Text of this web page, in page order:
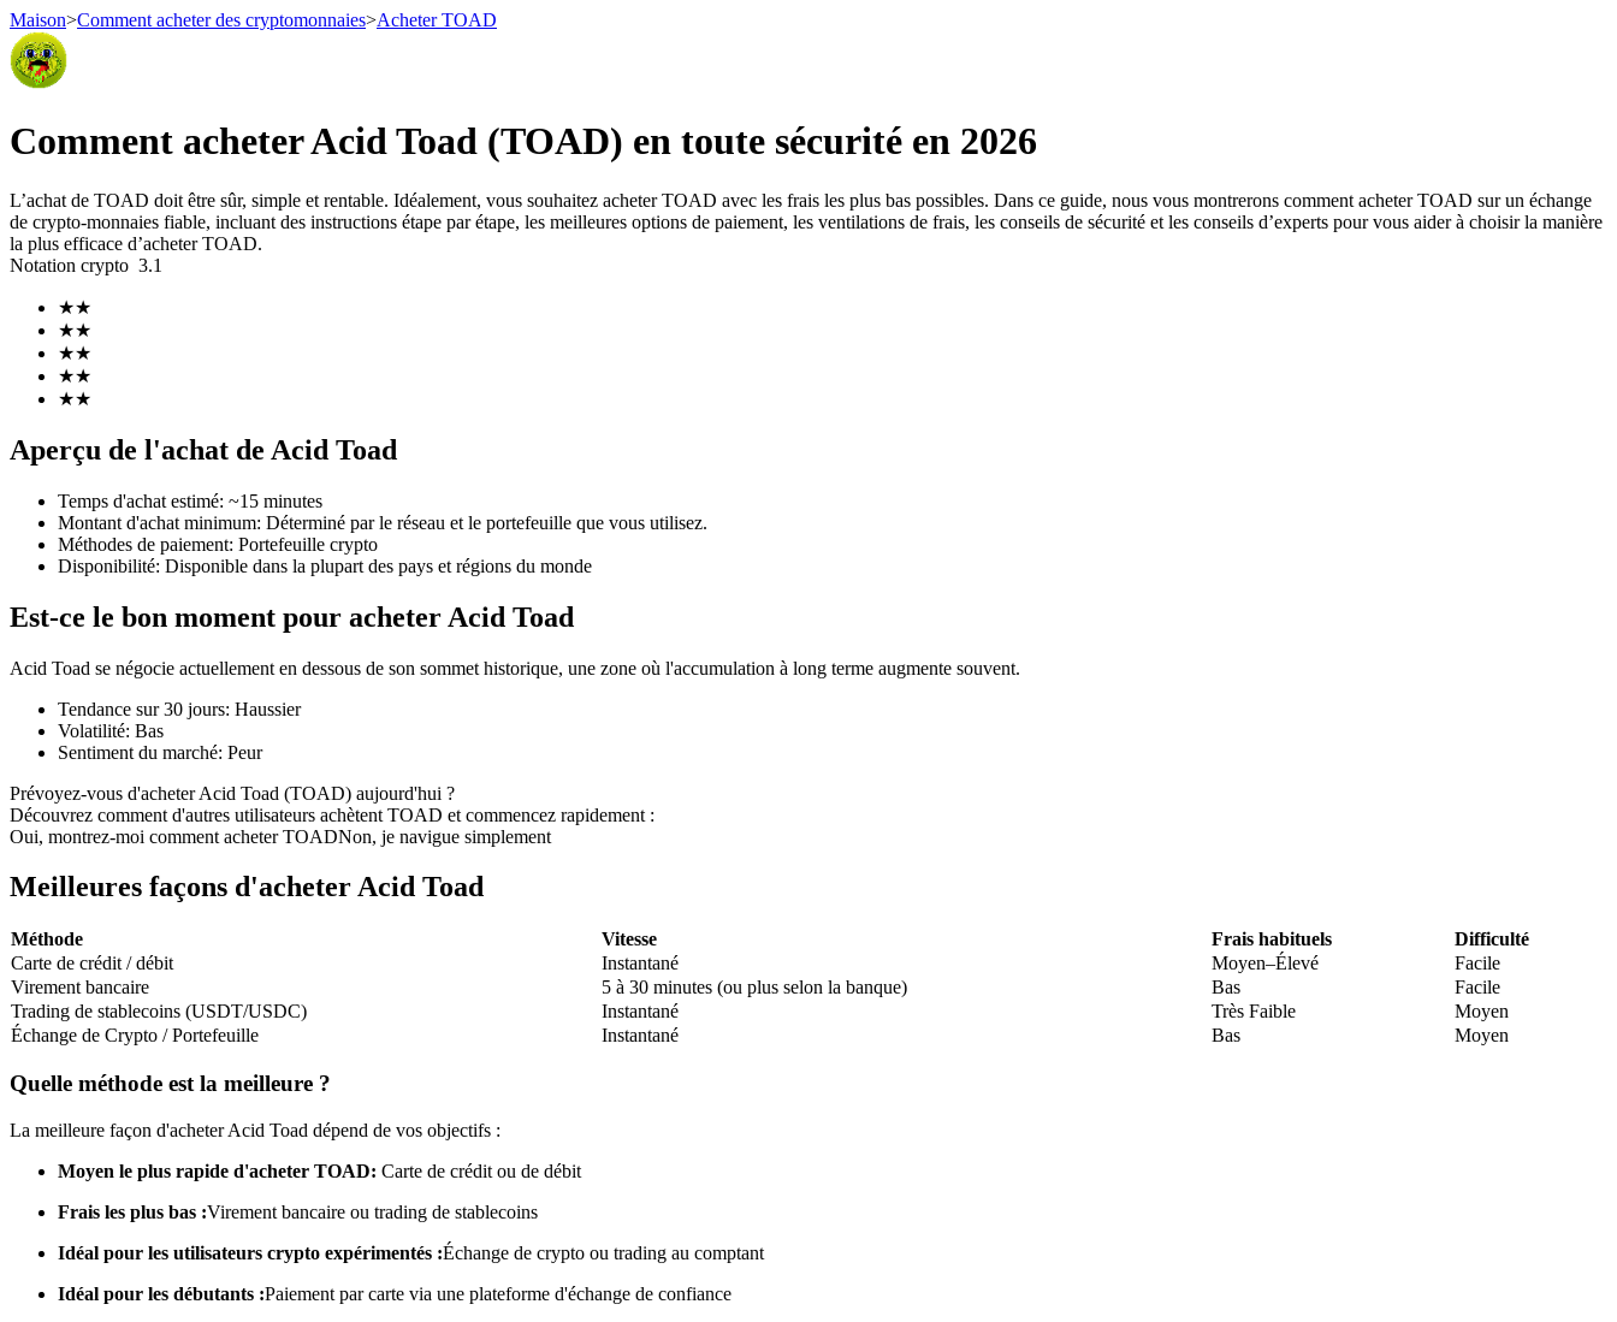
Futures USDT
Futures utilisant l'USDT comme garantie
Produits dérivés sur actions, forex, métaux précieux et matières premières
Maison>Comment acheter des cryptomonnaies>Acheter TOAD
Comment acheter Acid Toad (TOAD) en toute sécurité en 2026
L’achat de TOAD doit être sûr, simple et rentable. Idéalement, vous souhaitez acheter TOAD avec les frais les plus bas possibles. Dans ce guide, nous vous montrerons comment acheter TOAD sur un échange
de crypto-monnaies fiable, incluant des instructions étape par étape, les meilleures options de paiement, les ventilations de frais, les conseils de sécurité et les conseils d’experts pour vous aider à choisir la manière
la plus efficace d’acheter TOAD.
Notation crypto 3.1
★★
★★
★★
★★
★★
Aperçu de l'achat de Acid Toad
Temps d'achat estimé: ~15 minutes
Montant d'achat minimum: Déterminé par le réseau et le portefeuille que vous utilisez.
Méthodes de paiement: Portefeuille crypto
Disponibilité: Disponible dans la plupart des pays et régions du monde
Est-ce le bon moment pour acheter Acid Toad
Acid Toad se négocie actuellement en dessous de son sommet historique, une zone où l'accumulation à long terme augmente souvent.
Tendance sur 30 jours: Haussier
Volatilité: Bas
Sentiment du marché: Peur
Prévoyez-vous d'acheter Acid Toad (TOAD) aujourd'hui ?
Découvrez comment d'autres utilisateurs achètent TOAD et commencez rapidement :
Oui, montrez-moi comment acheter TOADNon, je navigue simplement
Meilleures façons d'acheter Acid Toad
Méthode Vitesse Frais habituels
Difficulté
Carte de crédit / débit
Instantané Moyen–Élevé
Facile
Virement bancaire
5 à 30 minutes (ou plus selon la banque) Bas
Facile
Trading de stablecoins (USDT/USDC)
Instantané Très Faible
Moyen
Échange de Crypto / Portefeuille
Instantané Bas Moyen
Quelle méthode est la meilleure ?
La meilleure façon d'acheter Acid Toad dépend de vos objectifs :
Moyen le plus rapide d'acheter TOAD: Carte de crédit ou de débit
Frais les plus bas :Virement bancaire ou trading de stablecoins
Idéal pour les utilisateurs crypto expérimentés :Échange de crypto ou trading au comptant
Idéal pour les débutants :Paiement par carte via une plateforme d'échange de confiance